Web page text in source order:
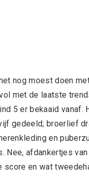
nog moest doen
met de laatste
5 er bekaaid vanaf.
gedeeld; broerlief
en
Nee, afdankertjes
score en wat